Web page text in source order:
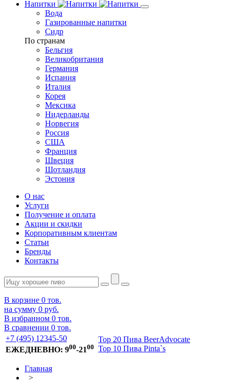
Напитки
Вода
Газированные напитки
Сидр
По странам
Бельгия
Великобритания
Германия
Испания
Италия
Корея
Мексика
Нидерланды
Норвегия
Россия
США
Франция
Швеция
Шотландия
Эстония
О нас
Услуги
Получение и оплата
Акции и скидки
Корпоративным клиентам
Статьи
Бренды
Контакты
В корзине 0 тов.
на сумму 0 руб.
В избранном 0 тов.
В сравнении 0 тов.
+7 (495) 12345-50
ЕЖЕДНЕВНО: 900-2100
Top 20 Пива BeerAdvocate
Top 10 Пива Pinta`s
Главная
>